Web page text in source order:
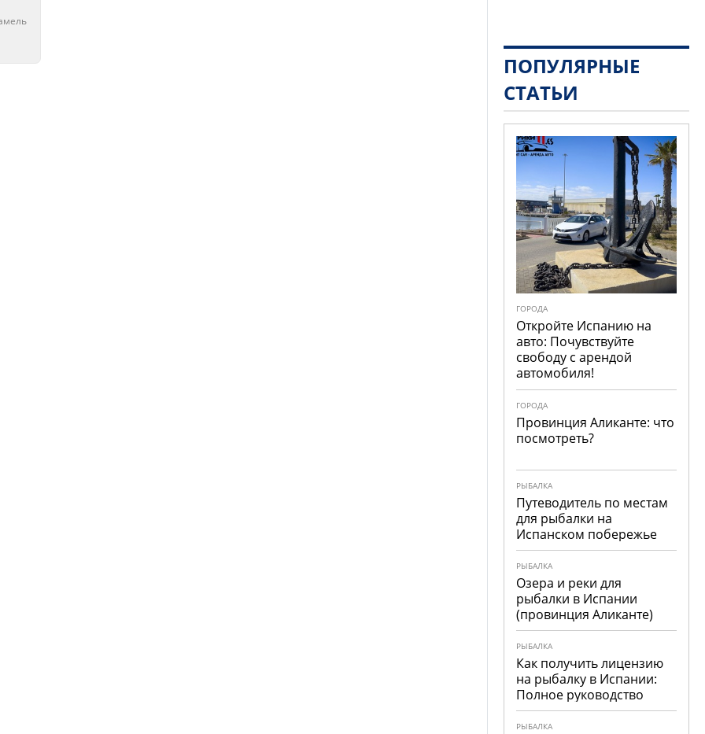
ПОПУЛЯРНЫЕ
СТАТЬИ
ГОРОДА
Откройте Испанию на
авто: Почувствуйте
свободу с арендой
автомобиля!
ГОРОДА
Провинция Аликанте: что
посмотреть?
РЫБАЛКА
Путеводитель по местам
для рыбалки на
Испанском побережье
РЫБАЛКА
Озера и реки для
рыбалки в Испании
(провинция Аликанте)
РЫБАЛКА
Как получить лицензию
на рыбалку в Испании:
Полное руководство
РЫБАЛКА